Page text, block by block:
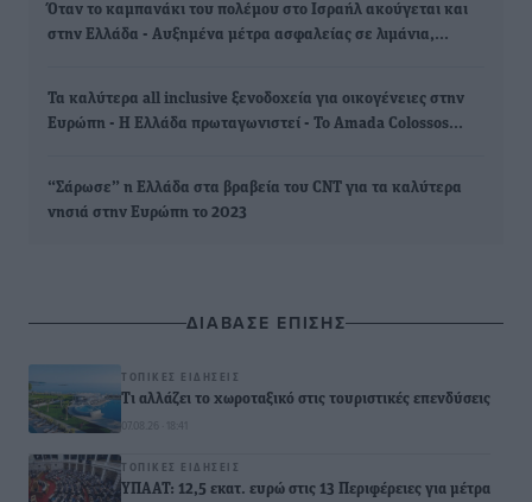
Όταν το καμπανάκι του πολέμου στο Ισραήλ ακούγεται και
στην Ελλάδα - Αυξημένα μέτρα ασφαλείας σε λιμάνια,…
Τα καλύτερα all inclusive ξενοδοχεία για οικογένειες στην
Ευρώπη - Η Ελλάδα πρωταγωνιστεί - Το Αmada Colossos…
“Σάρωσε” η Ελλάδα στα βραβεία του CNT για τα καλύτερα
νησιά στην Ευρώπη το 2023
ΔΙΑΒΑΣΕ ΕΠΙΣΗΣ
ΤΟΠΙΚΈΣ ΕΙΔΉΣΕΙΣ
Τι αλλάζει το χωροταξικό στις τουριστικές επενδύσεις
07.08.26 · 18:41
ΤΟΠΙΚΈΣ ΕΙΔΉΣΕΙΣ
ΥΠΑΑΤ: 12,5 εκατ. ευρώ στις 13 Περιφέρειες για μέτρα